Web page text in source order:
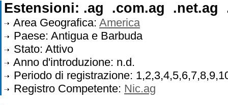
Estensioni: .ag .com.ag
Area Geografica: America
Paese: Antigua e Barbuda
Stato: Attivo
Anno d'introduzione: n.d.
Periodo di registrazione:
Registro Competente: Nic.ag